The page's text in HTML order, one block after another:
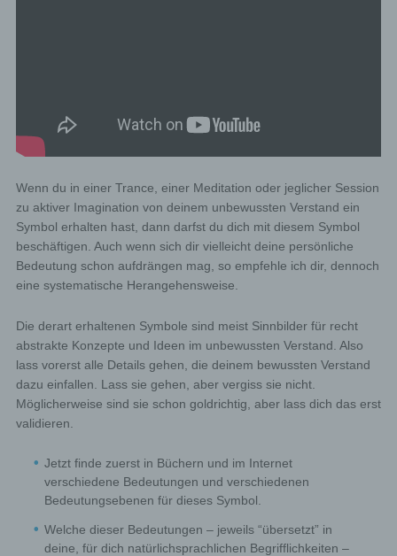
Wenn du in einer Trance, einer Meditation oder jeglicher Session
zu aktiver Imagination von deinem unbewussten Verstand ein
Symbol erhalten hast, dann darfst du dich mit diesem Symbol
beschäftigen. Auch wenn sich dir vielleicht deine persönliche
Bedeutung schon aufdrängen mag, so empfehle ich dir, dennoch
eine systematische Herangehensweise.
Die derart erhaltenen Symbole sind meist Sinnbilder für recht
abstrakte Konzepte und Ideen im unbewussten Verstand. Also
lass vorerst alle Details gehen, die deinem bewussten Verstand
dazu einfallen. Lass sie gehen, aber vergiss sie nicht.
Möglicherweise sind sie schon goldrichtig, aber lass dich das erst
validieren.
Jetzt finde zuerst in Büchern und im Internet
verschiedene Bedeutungen und verschiedenen
Bedeutungsebenen für dieses Symbol.
Welche dieser Bedeutungen – jeweils “übersetzt” in
deine, für dich natürlichsprachlichen Begrifflichkeiten –